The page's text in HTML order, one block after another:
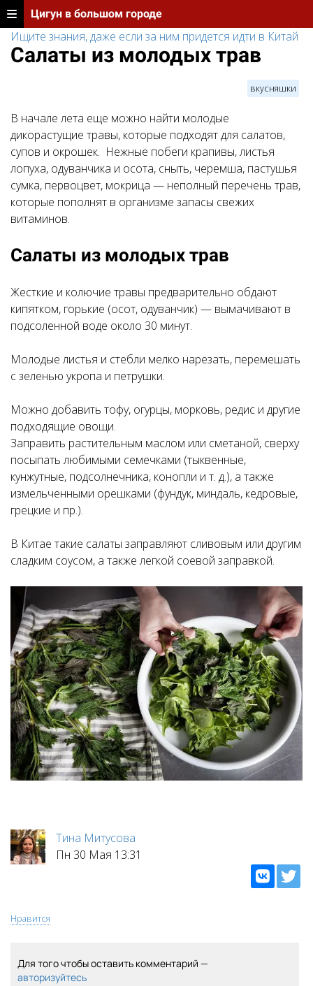
Цигун в большом городе
Ищите знания, даже если за ним придется идти в Китай
Салаты из молодых трав
вкусняшки
В начале лета еще можно найти молодые
дикорастущие травы, которые подходят для салатов,
супов и окрошек. Нежные побеги крапивы, листья
лопуха, одуванчика и осота, сныть, черемша, пастушья
сумка, первоцвет, мокрица — неполный перечень трав,
которые пополнят в организме запасы свежих
витаминов.
Салаты из молодых трав
Жесткие и колючие травы предварительно обдают
кипятком, горькие (осот, одуванчик) — вымачивают в
подсоленной воде около 30 минут.
Молодые листья и стебли мелко нарезать, перемешать
с зеленью укропа и петрушки.
Можно добавить тофу, огурцы, морковь, редис и другие
подходящие овощи.
Заправить растительным маслом или сметаной, сверху
посыпать любимыми семечками (тыквенные,
кунжутные, подсолнечника, конопли и т. д.), а также
измельченными орешками (фундук, миндаль, кедровые,
грецкие и пр.).
В Китае такие салаты заправляют сливовым или другим
сладким соусом, а также легкой соевой заправкой.
Тина Митусова
Пн 30 Мая 13:31
Нравится
Для того чтобы оставить комментарий —
авторизуйтесь